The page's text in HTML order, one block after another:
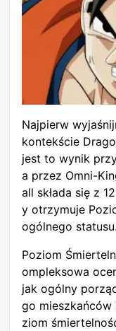
Najpierw
kontekście
jest to wynik
a przez Omni-
all składa się z
y otrzymuje
ogólnego statusu.
Poziom
ompleksowa
jak ogólny
go
ziom